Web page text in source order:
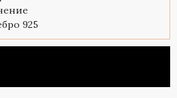
925